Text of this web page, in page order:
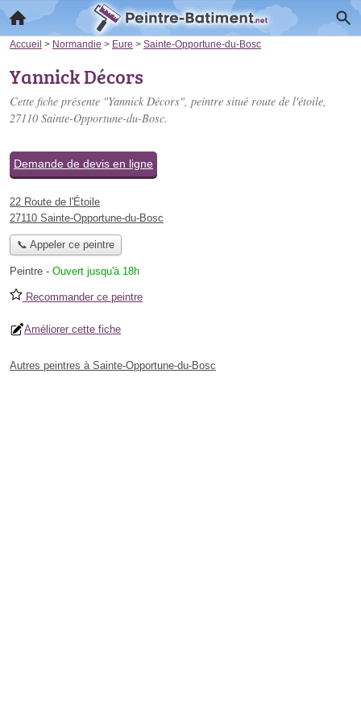
Accueil > Normandie > Eure > Sainte-Opportune-du-Bosc
Yannick Décors
Cette fiche présente "Yannick Décors", peintre situé route de l'étoile,
27110 Sainte-Opportune-du-Bosc.
Demande de devis en ligne
22 Route de l'Étoile
27110 Sainte-Opportune-du-Bosc
📞 Appeler ce peintre
Peintre - Ouvert jusqu'à 18h
Recommander ce peintre
Améliorer cette fiche
Autres peintres à Sainte-Opportune-du-Bosc